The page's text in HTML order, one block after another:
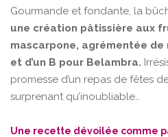
Gourmande et fondante, la
une création pâtissière aux
mascarpone, agrémentée de
et d’un B pour Belambra.
promesse d’un repas de fêtes
surprenant qu’inoubliable…
Une recette dévoilée comme